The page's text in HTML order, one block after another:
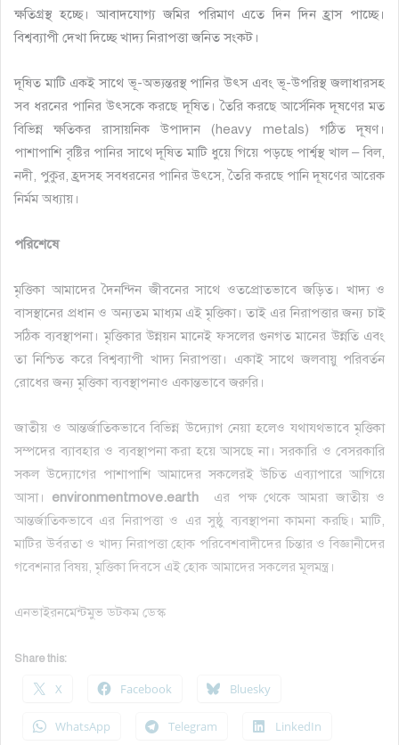
ক্ষতিগ্রস্থ হচ্ছে। আবাদযোগ্য জমির পরিমাণ এতে দিন দিন হ্রাস পাচ্ছে।
বিশ্বব্যাপী দেখা দিচ্ছে খাদ্য নিরাপত্তা জনিত সংকট।
দূষিত মাটি একই সাথে ভূ-অভ্যন্তরস্থ পানির উৎস এবং ভূ-উপরিস্থ জলাধারসহ
সব ধরনের পানির উৎসকে করছে দূষিত। তৈরি করছে আর্সেনিক দূষণের মত
বিভিন্ন ক্ষতিকর রাসায়নিক উপাদান (heavy metals) গঠিত দূষণ।
পাশাপাশি বৃষ্টির পানির সাথে দূষিত মাটি ধুয়ে গিয়ে পড়ছে পার্শ্বস্থ খাল – বিল,
নদী, পুকুর, হ্রদসহ সবধরনের পানির উৎসে, তৈরি করছে পানি দূষণের আরেক
নির্মম অধ্যায়।
পরিশেষে
মৃত্তিকা আমাদের দৈনন্দিন জীবনের সাথে ওতপ্রোতভাবে জড়িত। খাদ্য ও
বাসস্থানের প্রধান ও অন্যতম মাধ্যম এই মৃত্তিকা। তাই এর নিরাপত্তার জন্য চাই
সঠিক ব্যবস্থাপনা। মৃত্তিকার উন্নয়ন মানেই ফসলের গুনগত মানের উন্নতি এবং
তা নিশ্চিত করে বিশ্বব্যাপী খাদ্য নিরাপত্তা। একাই সাথে জলবায়ু পরিবর্তন
রোধের জন্য মৃত্তিকা ব্যবস্থাপনাও একান্তভাবে জরুরি।
জাতীয় ও আন্তর্জাতিকভাবে বিভিন্ন উদ্যোগ নেয়া হলেও যথাযথভাবে মৃত্তিকা
সম্পদের ব্যাবহার ও ব্যবস্থাপনা করা হয়ে আসছে না। সরকারি ও বেসরকারি
সকল উদ্যোগের পাশাপাশি আমাদের সকলেরই উচিত এব্যাপারে আগিয়ে
আসা। environmentmove.earth
এর পক্ষ থেকে আমরা জাতীয় ও
আন্তর্জাতিকভাবে এর নিরাপত্তা ও এর সুষ্ঠু ব্যবস্থাপনা কামনা করছি। মাটি,
মাটির উর্বরতা ও খাদ্য নিরাপত্তা হোক পরিবেশবাদীদের চিন্তার ও বিজ্ঞানীদের
গবেশনার বিষয়, মৃত্তিকা দিবসে এই হোক আমাদের সকলের মূলমন্ত্র।
এনভাইরনমেন্টমুভ ডটকম ডেস্ক
Share this:
X Facebook Bluesky
WhatsApp Telegram LinkedIn